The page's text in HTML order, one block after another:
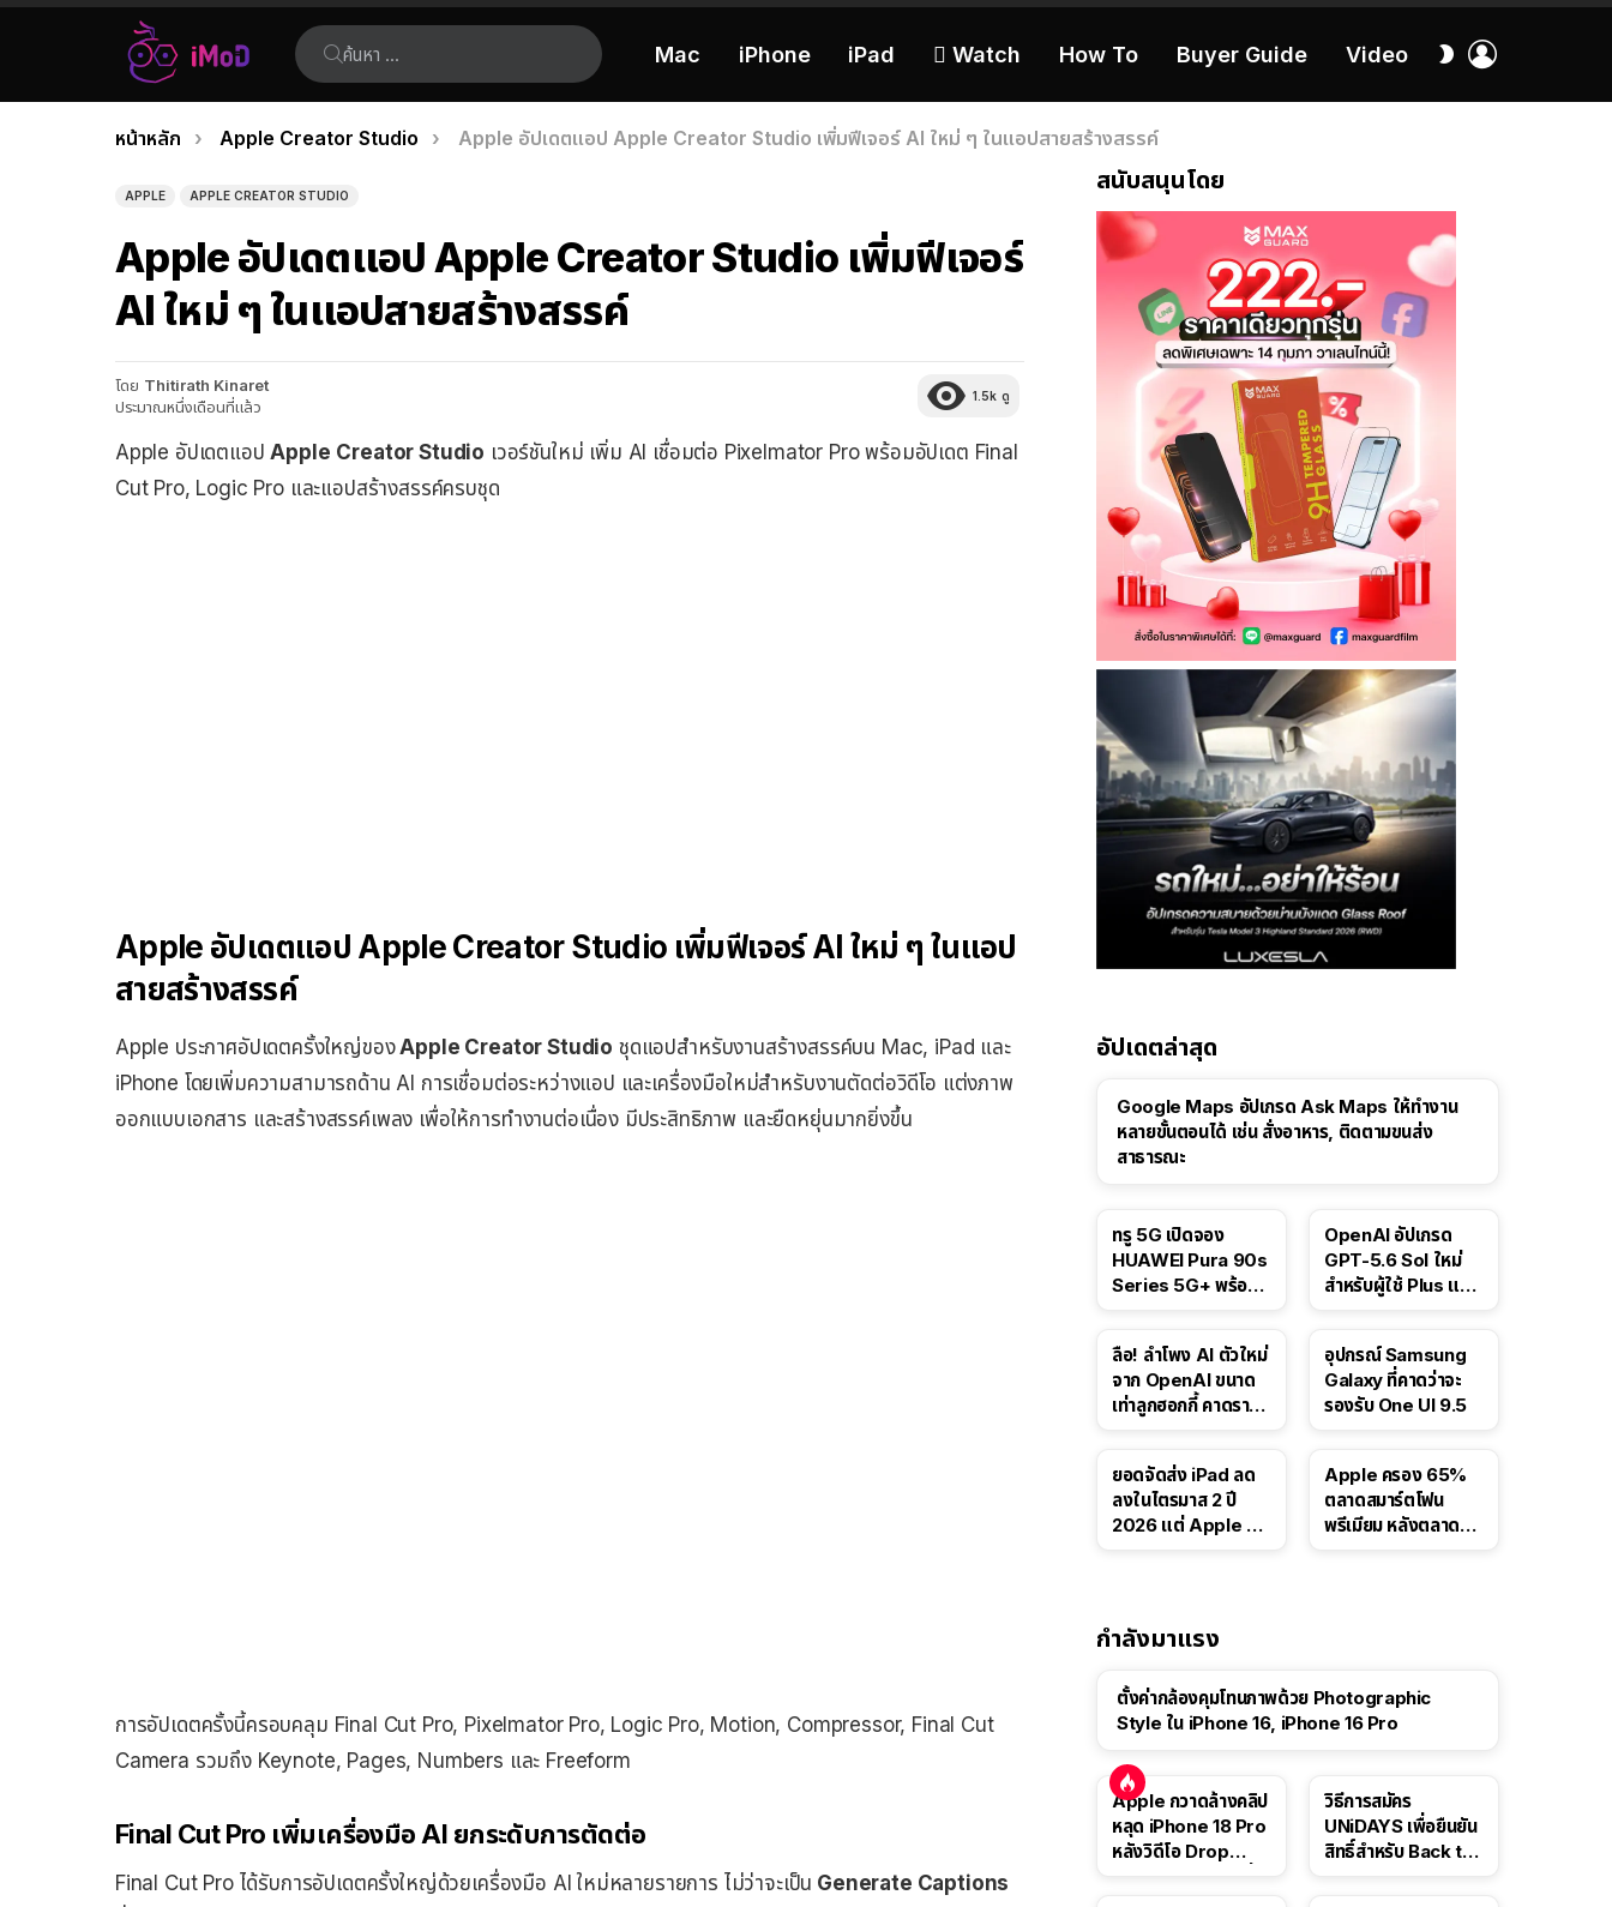
ค้นหา:
Mac iPhone iPad  Watch How To Buyer Guide Video
สลับ
เรื่อง
ล่าสุด
คุณอยู่ที่นี่:
หน้าหลัก Apple Creator Studio Apple อัปเดตแอป Apple Creator Studio เพิ่มฟีเจอร์ AI ใหม่ ๆ ในแอปสายสร้างสรรค์
APPLE APPLE CREATOR STUDIO
Apple อัปเดตแอป Apple Creator Studio เพิ่มฟีเจอร์
AI ใหม่ ๆ ในแอปสายสร้างสรรค์
โดย Thitirath Kinaret
ประมาณหนึ่งเดือนที่แล้ว
1.5k ดู
Apple อัปเดตแอปApple Creator Studio เวอร์ชันใหม่ เพิ่ม AI เชื่อมต่อ Pixelmator Pro พร้อมอัปเดต Final
Cut Pro, Logic Pro และแอปสร้างสรรค์ครบชุด
Apple อัปเดตแอป AppleCreator Studio เพิ่มฟีเจอร์ AI ใหม่ ๆ ในแอป
สายสร้างสรรค์
Apple ประกาศอัปเดตครั้งใหญ่ของApple Creator Studio ชุดแอปสำหรับงานสร้างสรรค์บน Mac, iPad และ
iPhone โดยเพิ่มความสามารถด้าน AI การเชื่อมต่อระหว่างแอป และเครื่องมือใหม่สำหรับงานตัดต่อวิดีโอ แต่งภาพ
ออกแบบเอกสาร และสร้างสรรค์เพลง เพื่อให้การทำงานต่อเนื่อง มีประสิทธิภาพ และยืดหยุ่นมากยิ่งขึ้น
การอัปเดตครั้งนี้ครอบคลุม Final Cut Pro, Pixelmator Pro, Logic Pro, Motion, Compressor, Final Cut
Camera รวมถึง Keynote, Pages, Numbers และ Freeform
Final Cut Pro เพิ่มเครื่องมือ AI ยกระดับการตัดต่อ
Final Cut Pro ได้รับการอัปเดตครั้งใหญ่ด้วยเครื่องมือ AI ใหม่หลายรายการ ไม่ว่าจะเป็น Generate Captions
สนับสนุนโดย
อัปเดตล่าสุด
Google Maps อัปเกรด Ask Maps ให้ทำงาน
หลายขั้นตอนได้ เช่น สั่งอาหาร, ติดตามขนส่ง
สาธารณะ
ทรู 5G เปิดจอง
HUAWEI Pura 90s
Series 5G+ พร้อม
OpenAI อัปเกรด
GPT-5.6 Sol ใหม่
สำหรับผู้ใช้ Plus และ
ลือ! ลำโพง AI ตัวใหม่
จาก OpenAI ขนาด
เท่าลูกฮอกกี้ คาดราคา
อุปกรณ์ Samsung
Galaxy ที่คาดว่าจะ
รองรับ One UI 9.5
ยอดจัดส่ง iPad ลด
ลงในไตรมาส 2 ปี
2026 แต่ Apple ยัง
Apple ครอง 65%
ตลาดสมาร์ตโฟน
พรีเมียม หลังตลาดทำ
กำลังมาแรง
ตั้งค่ากล้องคุมโทนภาพด้วย Photographic
Style ใน iPhone 16, iPhone 16 Pro
Apple กวาดล้างคลิป
หลุด iPhone 18 Pro
หลังวิดีโอ Drop
วิธีการสมัคร
UNiDAYS เพื่อยืนยัน
สิทธิ์สำหรับ Back to